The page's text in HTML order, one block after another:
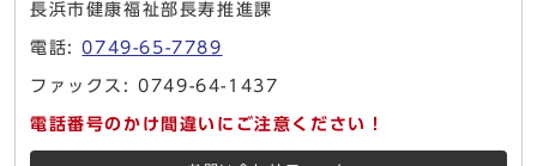
長浜市健康福祉部長寿推進課
電話:0749-65-7789
ファックス: 0749-64-1437
電話番号のかけ間違いにご注意ください！